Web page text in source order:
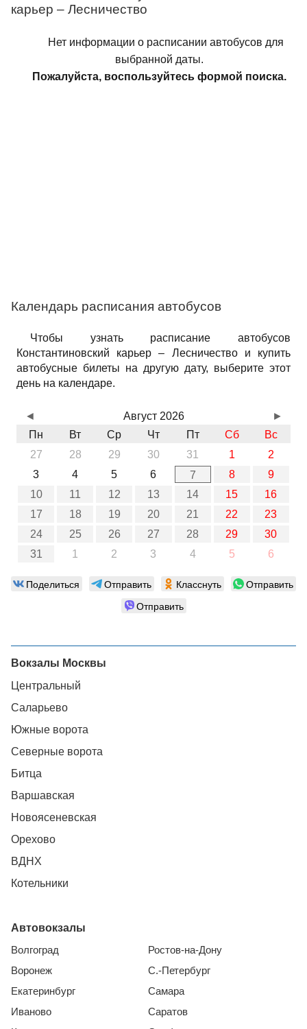
карьер – Лесничество
Нет информации о расписании автобусов для
выбранной даты.
Пожалуйста, воспользуйтесь формой поиска.
Календарь расписания автобусов
Чтобы узнать расписание автобусов
Константиновский карьер – Лесничество и купить
автобусные билеты на другую дату, выберите этот
день на календаре.
Август 2026
Пн
Вт Ср Чт Пт Сб
Вс
27
28 29 30 31 1
2
3
4 5 6 7 8
9
10
11 12 13 14 15
16
17
18 19 20 21 22
23
24
25 26 27 28 29
30
31
1 2 3 4 5 6
◄ ►
Поделиться Отправить Класснуть
Отправить
Отправить
Вокзалы Москвы
Центральный
Саларьево
Южные ворота
Северные ворота
Битца
Варшавская
Новоясеневская
Орехово
ВДНХ
Котельники
Автовокзалы
Волгоград
Воронеж
Екатеринбург
Иваново
Ростов-на-Дону
С.-Петербург
Самара
Саратов